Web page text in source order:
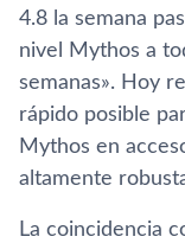
4.8 la semana
nivel Mythos a
semanas». Hoy
rápido posible
Mythos en
altamente
La coincidencia